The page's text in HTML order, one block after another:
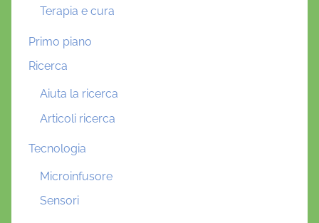
Terapia e cura
Primo piano
Ricerca
Aiuta la ricerca
Articoli ricerca
Tecnologia
Microinfusore
Sensori